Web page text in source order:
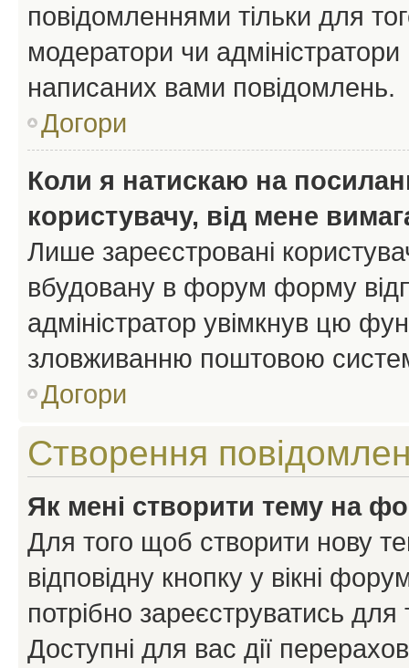
повідомленнями тільки для
модератори чи
написаних вами повідомлень.
Догори
Коли я натискаю на
користувачу, від мене
Лише зареєстровані
вбудовану в форум форму
адміністратор увімкнув цю
зловживанню поштовою
Догори
Створення
Як мені створити тему на
Для того щоб створити нову
відповідну кнопку у вікні
потрібно зареєструватись
Доступні для вас дії